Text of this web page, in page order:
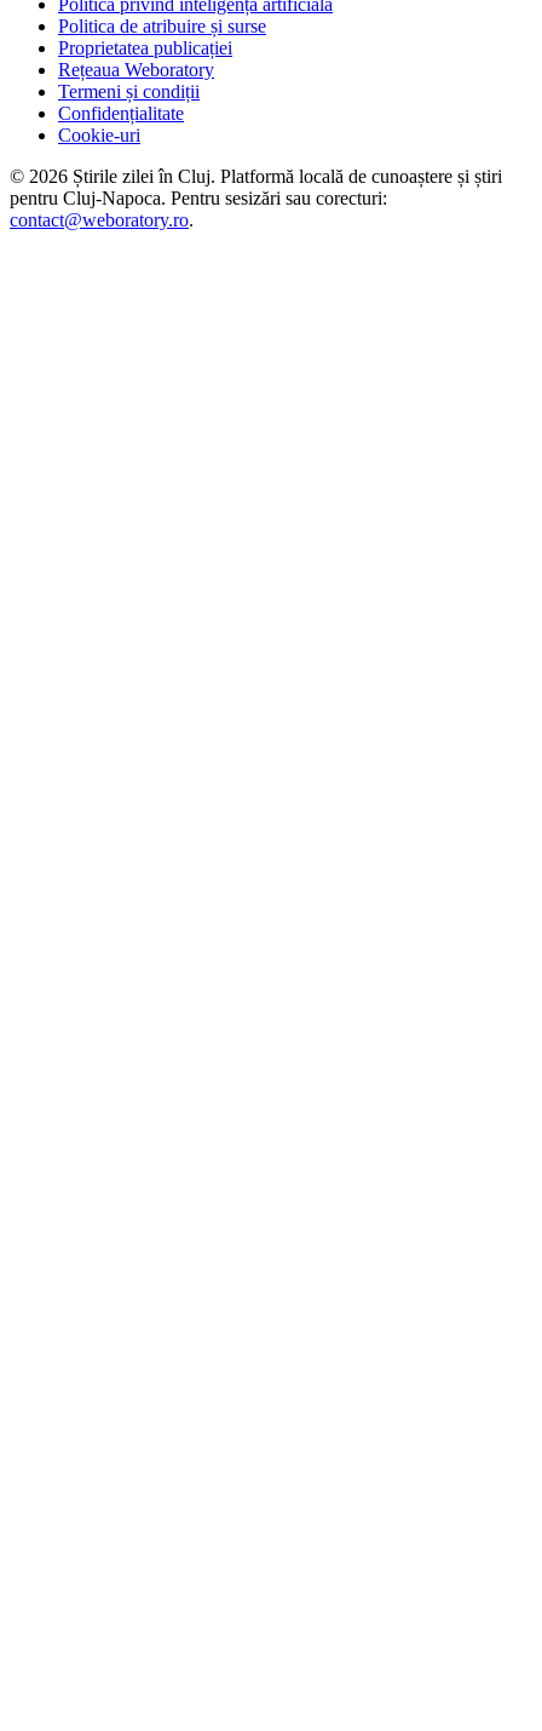
Politica de atribuire și surse
Proprietatea publicației
Rețeaua Weboratory
Termeni și condiții
Confidențialitate
Cookie-uri
© 2026 Știrile zilei în Cluj. Platformă locală de cunoaștere și știri
pentru Cluj-Napoca. Pentru sesizări sau corecturi:
contact@weboratory.ro.